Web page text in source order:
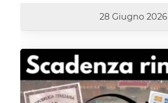
28 Giugno 2026